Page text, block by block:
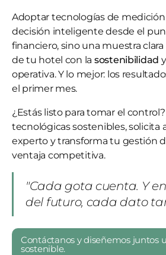
Adoptar tecnologías de medición
decisión inteligente desde el
financiero, sino una muestra
de tu hotel con la sostenibilidad
operativa. Y lo mejor: los
el primer mes.
¿Estás listo para tomar el
tecnológicas sostenibles, solicita
experto y transforma tu gestión
ventaja competitiva.
"Cada gota cuenta. Y
del futuro, cada dato
Contáctanos y diseñemos juntos
sostenible.